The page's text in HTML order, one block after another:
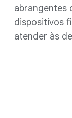
abrangentes
dispositivos
atender às